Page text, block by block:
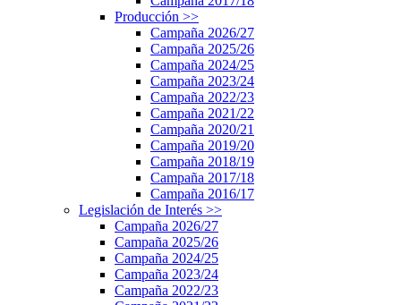
Producción >>
Campaña 2026/27
Campaña 2025/26
Campaña 2024/25
Campaña 2023/24
Campaña 2022/23
Campaña 2021/22
Campaña 2020/21
Campaña 2019/20
Campaña 2018/19
Campaña 2017/18
Campaña 2016/17
Legislación de Interés >>
Campaña 2026/27
Campaña 2025/26
Campaña 2024/25
Campaña 2023/24
Campaña 2022/23